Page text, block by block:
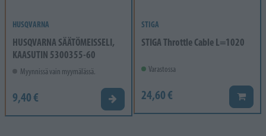
HUSQVARNA
HUSQVARNA SÄÄTÖMEISSELI,
KAASUTIN 5300355-60
Myynnissä vain myymälässä.
9,40 € Valitse vaihtoehto
STIGA
STIGA Throttle Cable L=1020
Varastossa
24,60 € Lisää